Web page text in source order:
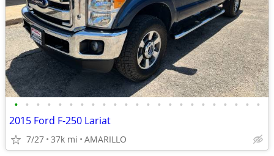
• • • • • • • • • • • • • • • • • • • • • • •
2015 Ford F-250 Lariat
7/27 37k mi AMARILLO